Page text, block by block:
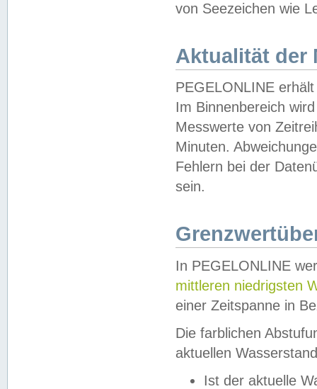
von Seezeichen wie
Aktualität der
PEGELONLINE
Im Binnenbereich
Messwerte von
Minuten.
Fehlern bei der
sein.
In PEGELONLINE
mittleren niedrigsten
einer Zeitspanne in
Die farblichen
aktuellen
Ist der aktuelle